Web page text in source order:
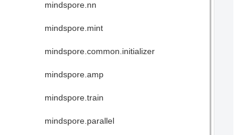
mindspore.nn
mindspore.mint
mindspore.common.initializer
mindspore.amp
mindspore.train
mindspore.parallel